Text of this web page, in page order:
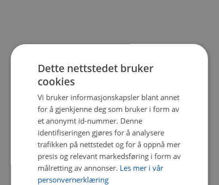
Dette nettstedet bruker
cookies
Vi bruker informasjonskapsler blant annet
for å gjenkjenne deg som bruker i form av
et anonymt id-nummer. Denne
identifiseringen gjøres for å analysere
trafikken på nettstedet og for å oppnå mer
presis og relevant markedsføring i form av
målretting av annonser. Les mer i vår
personvernerklæring